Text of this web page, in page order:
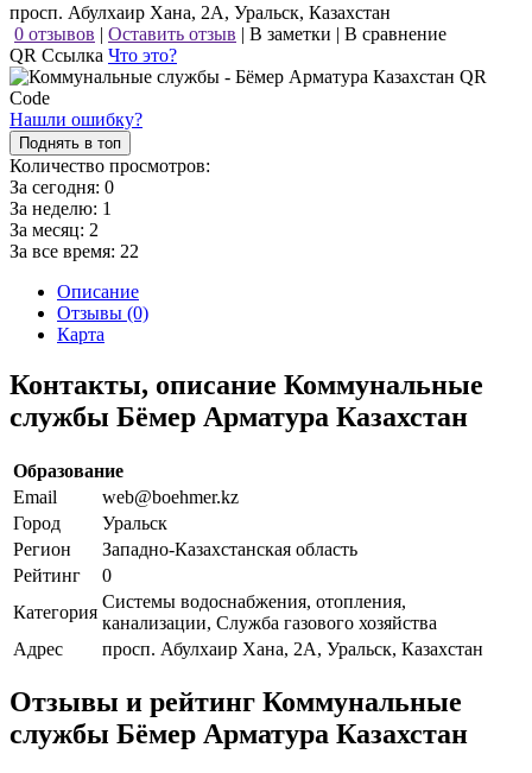
просп. Абулхаир Хана, 2А, Уральск, Казахстан
0 отзывов | Оставить отзыв | В заметки | В сравнение
QR Ссылка Что это?
Нашли ошибку?
Поднять в топ
Количество просмотров:
За сегодня: 0
За неделю: 1
За месяц: 2
За все время: 22
Описание
Отзывы (0)
Карта
Контакты, описание Коммунальные
службы Бёмер Арматура Казахстан
Образование
Email
web@boehmer.kz
Город
Уральск
Регион
Западно-Казахстанская область
Рейтинг
0
Категория
Системы водоснабжения, отопления,
канализации, Служба газового хозяйства
Адрес
просп. Абулхаир Хана, 2А, Уральск, Казахстан
Отзывы и рейтинг Коммунальные
службы Бёмер Арматура Казахстан